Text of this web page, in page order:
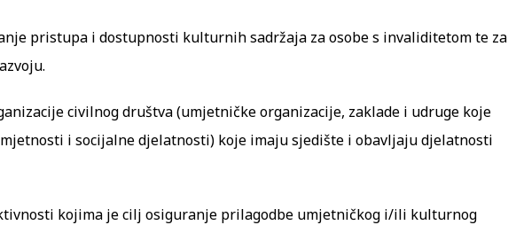
pristupa i dostupnosti kulturnih sadržaja za osobe s invaliditetom te za
civilnog društva (umjetničke organizacije, zaklade i udruge koje
i socijalne djelatnosti) koje imaju sjedište i obavljaju djelatnosti
kojima je cilj osiguranje prilagodbe umjetničkog i/ili kulturnog